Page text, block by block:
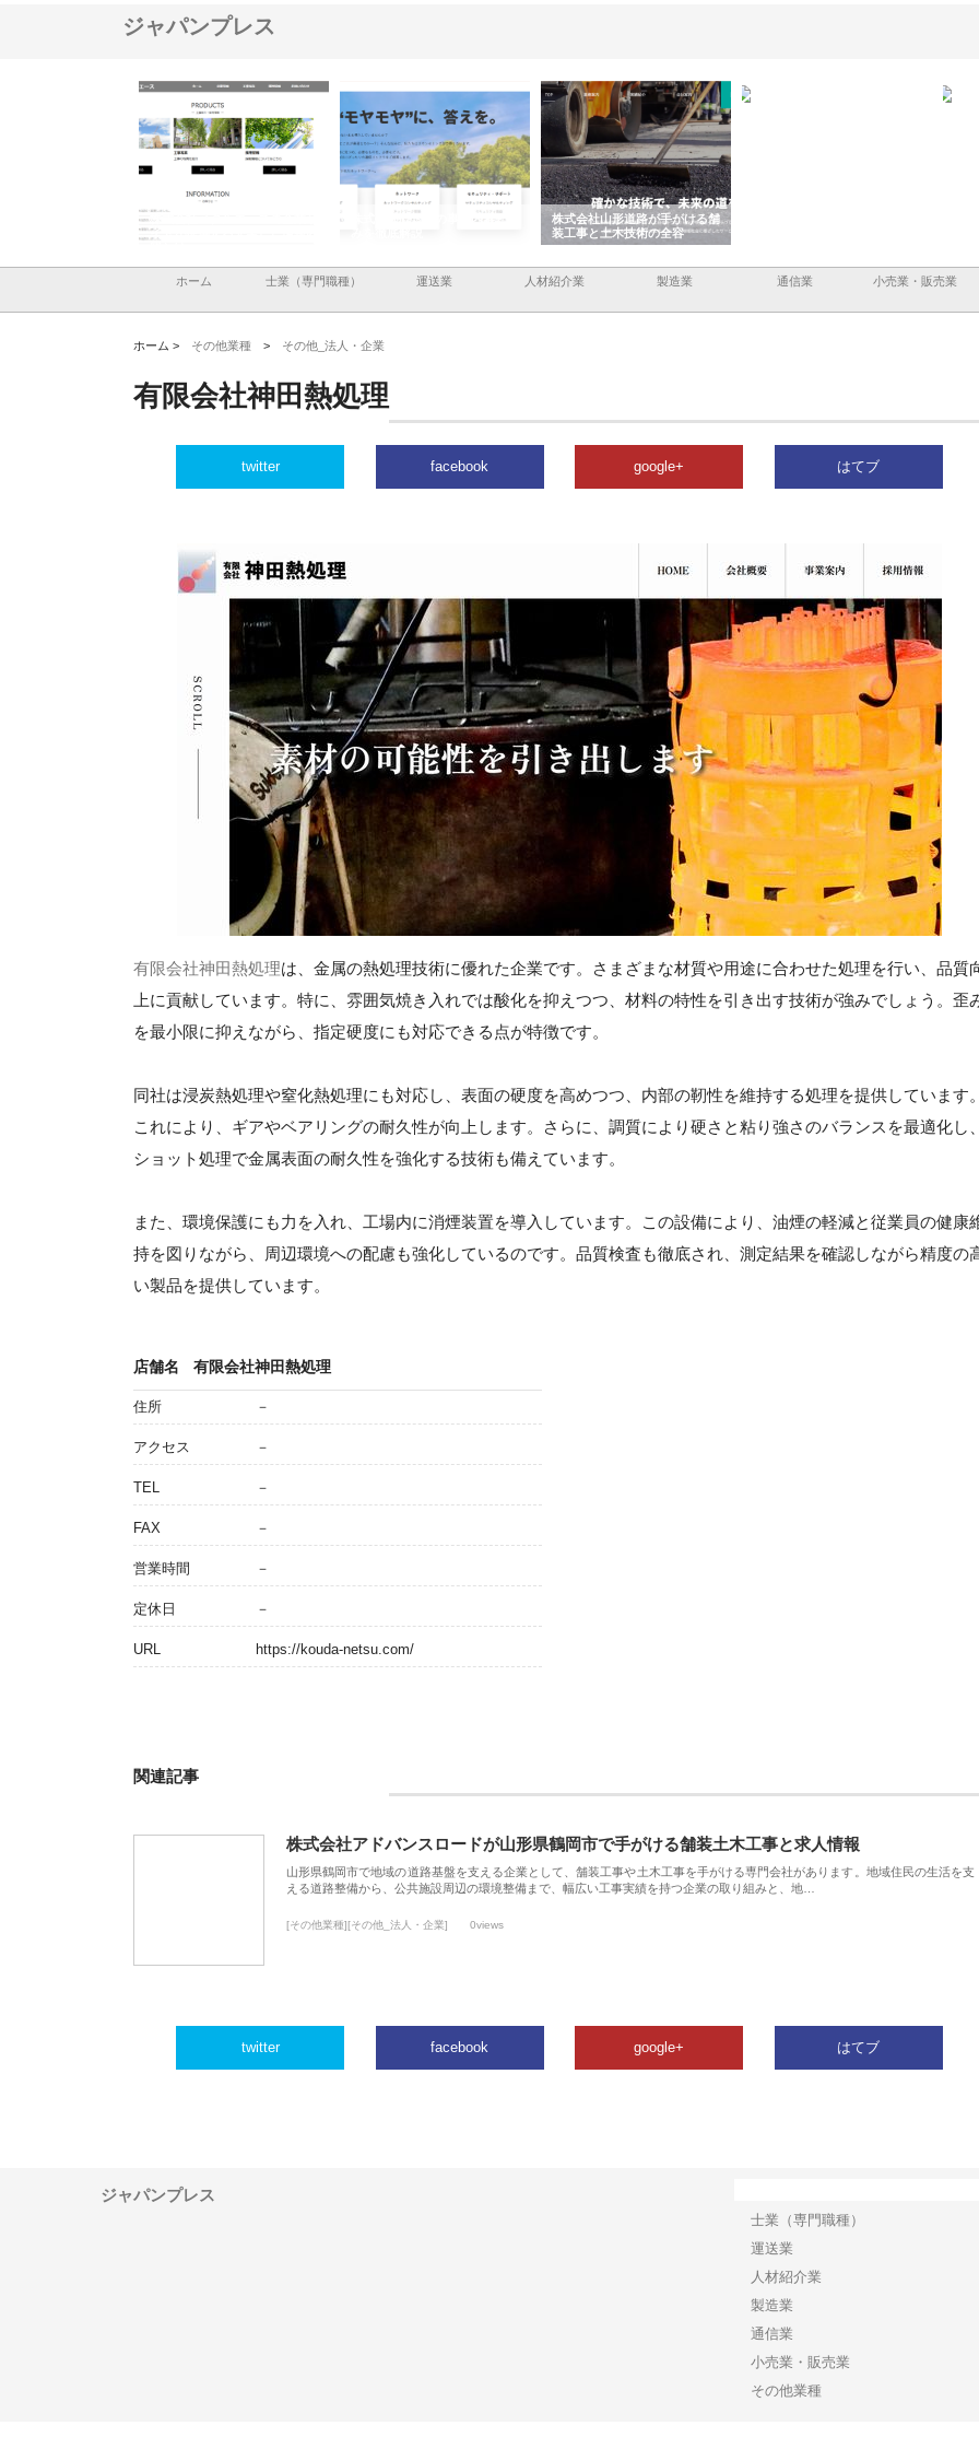
ジャパンプレス
イトが提供する充実した情報内
株式会社ＣＳＡの事業内容と強
株式会社山形道路が手がける舗
装工事と土木技術の全容
ホーム 士業（専門職種） 運送業 人材紹介業 製造業 通信業 小売業・販売業
ホーム > その他業種 > その他_法人・企業
有限会社神田熱処理
twitter facebook google+ はてブ
有限会社神田熱処理は、金属の熱処理技術に優れた企業です。さまざまな材質や用途に合わせた処理を行い、品質
上に貢献しています。特に、雰囲気焼き入れでは酸化を抑えつつ、材料の特性を引き出す技術が強みでしょう。歪
を最小限に抑えながら、指定硬度にも対応できる点が特徴です。
同社は浸炭熱処理や窒化熱処理にも対応し、表面の硬度を高めつつ、内部の靭性を維持する処理を提供しています。
これにより、ギアやベアリングの耐久性が向上します。さらに、調質により硬さと粘り強さのバランスを最適化し、
ショット処理で金属表面の耐久性を強化する技術も備えています。
また、環境保護にも力を入れ、工場内に消煙装置を導入しています。この設備により、油煙の軽減と従業員の健康
持を図りながら、周辺環境への配慮も強化しているのです。品質検査も徹底され、測定結果を確認しながら精度の
い製品を提供しています。
店舗名 有限会社神田熱処理
住所 －
アクセス －
TEL －
FAX －
営業時間 －
定休日 －
URL https://kouda-netsu.com/
関連記事
株式会社アドバンスロードが山形県鶴岡市で手がける舗装土木工事と求人情報
山形県鶴岡市で地域の道路基盤を支える企業として、舗装工事や土木工事を手がける専門会社があります。地域住民の生活を支
える道路整備から、公共施設周辺の環境整備まで、幅広い工事実績を持つ企業の取り組みと、地…
[その他業種][その他_法人・企業] 0views
twitter facebook google+ はてブ
ジャパンプレス
士業（専門職種）
運送業
人材紹介業
製造業
通信業
小売業・販売業
その他業種